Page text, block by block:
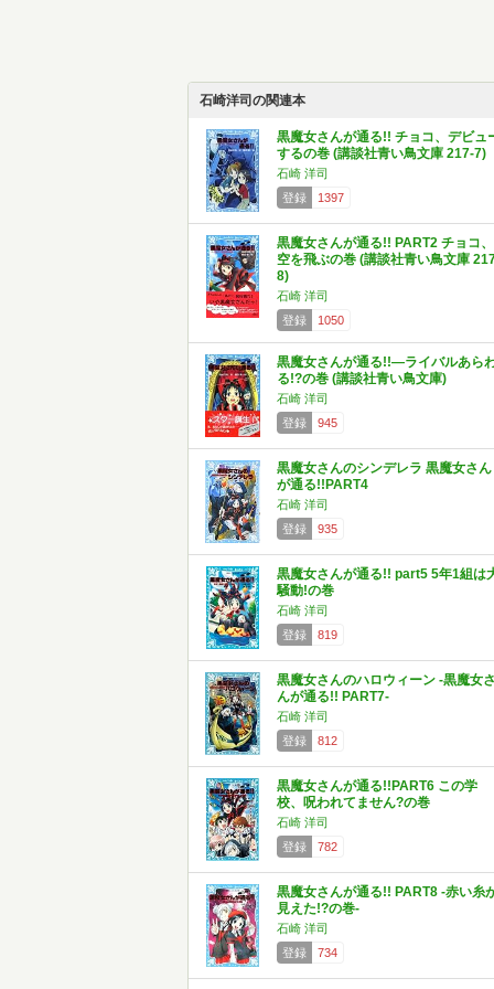
石崎洋司の関連本
黒魔女さんが通る!! チョコ、デビュ
するの巻 (講談社青い鳥文庫 217-7)
石崎 洋司
登録
1397
黒魔女さんが通る!! PART2 チョコ、
空を飛ぶの巻 (講談社青い鳥文庫
8)
石崎 洋司
登録
1050
黒魔女さんが通る!!―ライバルあら
る!?の巻 (講談社青い鳥文庫)
石崎 洋司
登録
945
黒魔女さんのシンデレラ 黒魔女さん
が通る!!PART4
石崎 洋司
登録
935
黒魔女さんが通る!! part5 5年1組は
騒動!の巻
石崎 洋司
登録
819
黒魔女さんのハロウィーン -黒魔女さ
んが通る!! PART7-
石崎 洋司
登録
812
黒魔女さんが通る!!PART6 この学
校、呪われてません?の巻
石崎 洋司
登録
782
黒魔女さんが通る!! PART8 -赤い糸
見えた!?の巻-
石崎 洋司
登録
734